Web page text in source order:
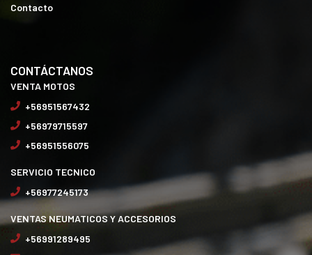
Contacto
CONTÁCTANOS
VENTA MOTOS
+56951567432
+56979715597
+56951556075
SERVICIO TECNICO
+56977245173
VENTAS NEUMATICOS Y ACCESORIOS
+56991289495